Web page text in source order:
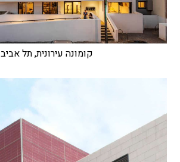
קומונה עירונית, תל אביב